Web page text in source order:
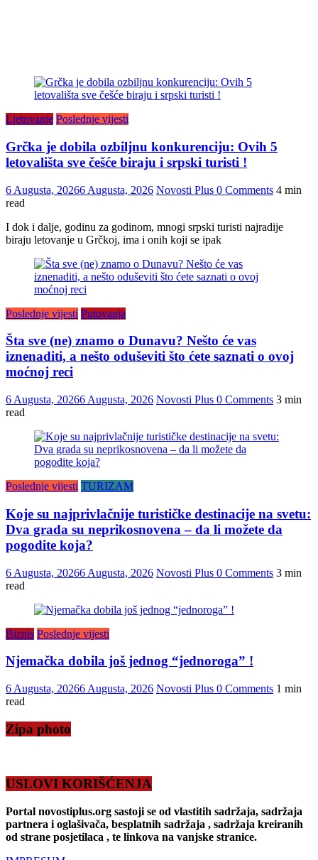
Ljetovanje Poslednje vijesti
Grčka je dobila ozbiljnu konkurenciju: Ovih 5
letovališta sve češće biraju i srpski turisti !
6 Augusta, 20266 Augusta, 2026 Novosti Plus 0 Comments 4 min
read
I dok i dalje, godinu za godinom, mnogi srpski turisti najradije
biraju letovanje u Grčkoj, ima i onih koji se ipak
Poslednje vijesti Putovanja
Šta sve (ne) znamo o Dunavu? Nešto će vas
iznenaditi, a nešto oduševiti što ćete saznati o ovoj
moćnoj reci
6 Augusta, 20266 Augusta, 2026 Novosti Plus 0 Comments 3 min
read
Poslednje vijesti TURIZAM
Koje su najprivlačnije turističke destinacije na svetu:
Dva grada su neprikosnovena – da li možete da
pogodite koja?
6 Augusta, 20266 Augusta, 2026 Novosti Plus 0 Comments 3 min
read
Biznis Poslednje vijesti
Njemačka dobila još jednog “jednoroga” !
6 Augusta, 20266 Augusta, 2026 Novosti Plus 0 Comments 1 min
read
Zipa photo
USLOVI KORIŠĆENJA
Portal novostiplus.org sastoji se od vlastitih sadržaja, sadržaja
partnera i oglašivača, besplatnih sadržaja , sadržaja kreiranih
od strane posjetilaca , te linkova na vanjske stranice.